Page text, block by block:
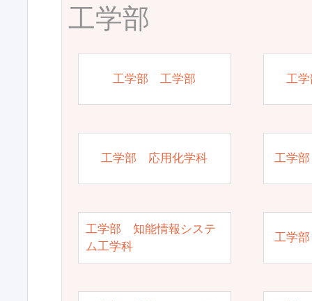
工学部
工学部 工学部 工
工学部 応用化学科 工学
工学部 知能情報システ
ム工学科
工学